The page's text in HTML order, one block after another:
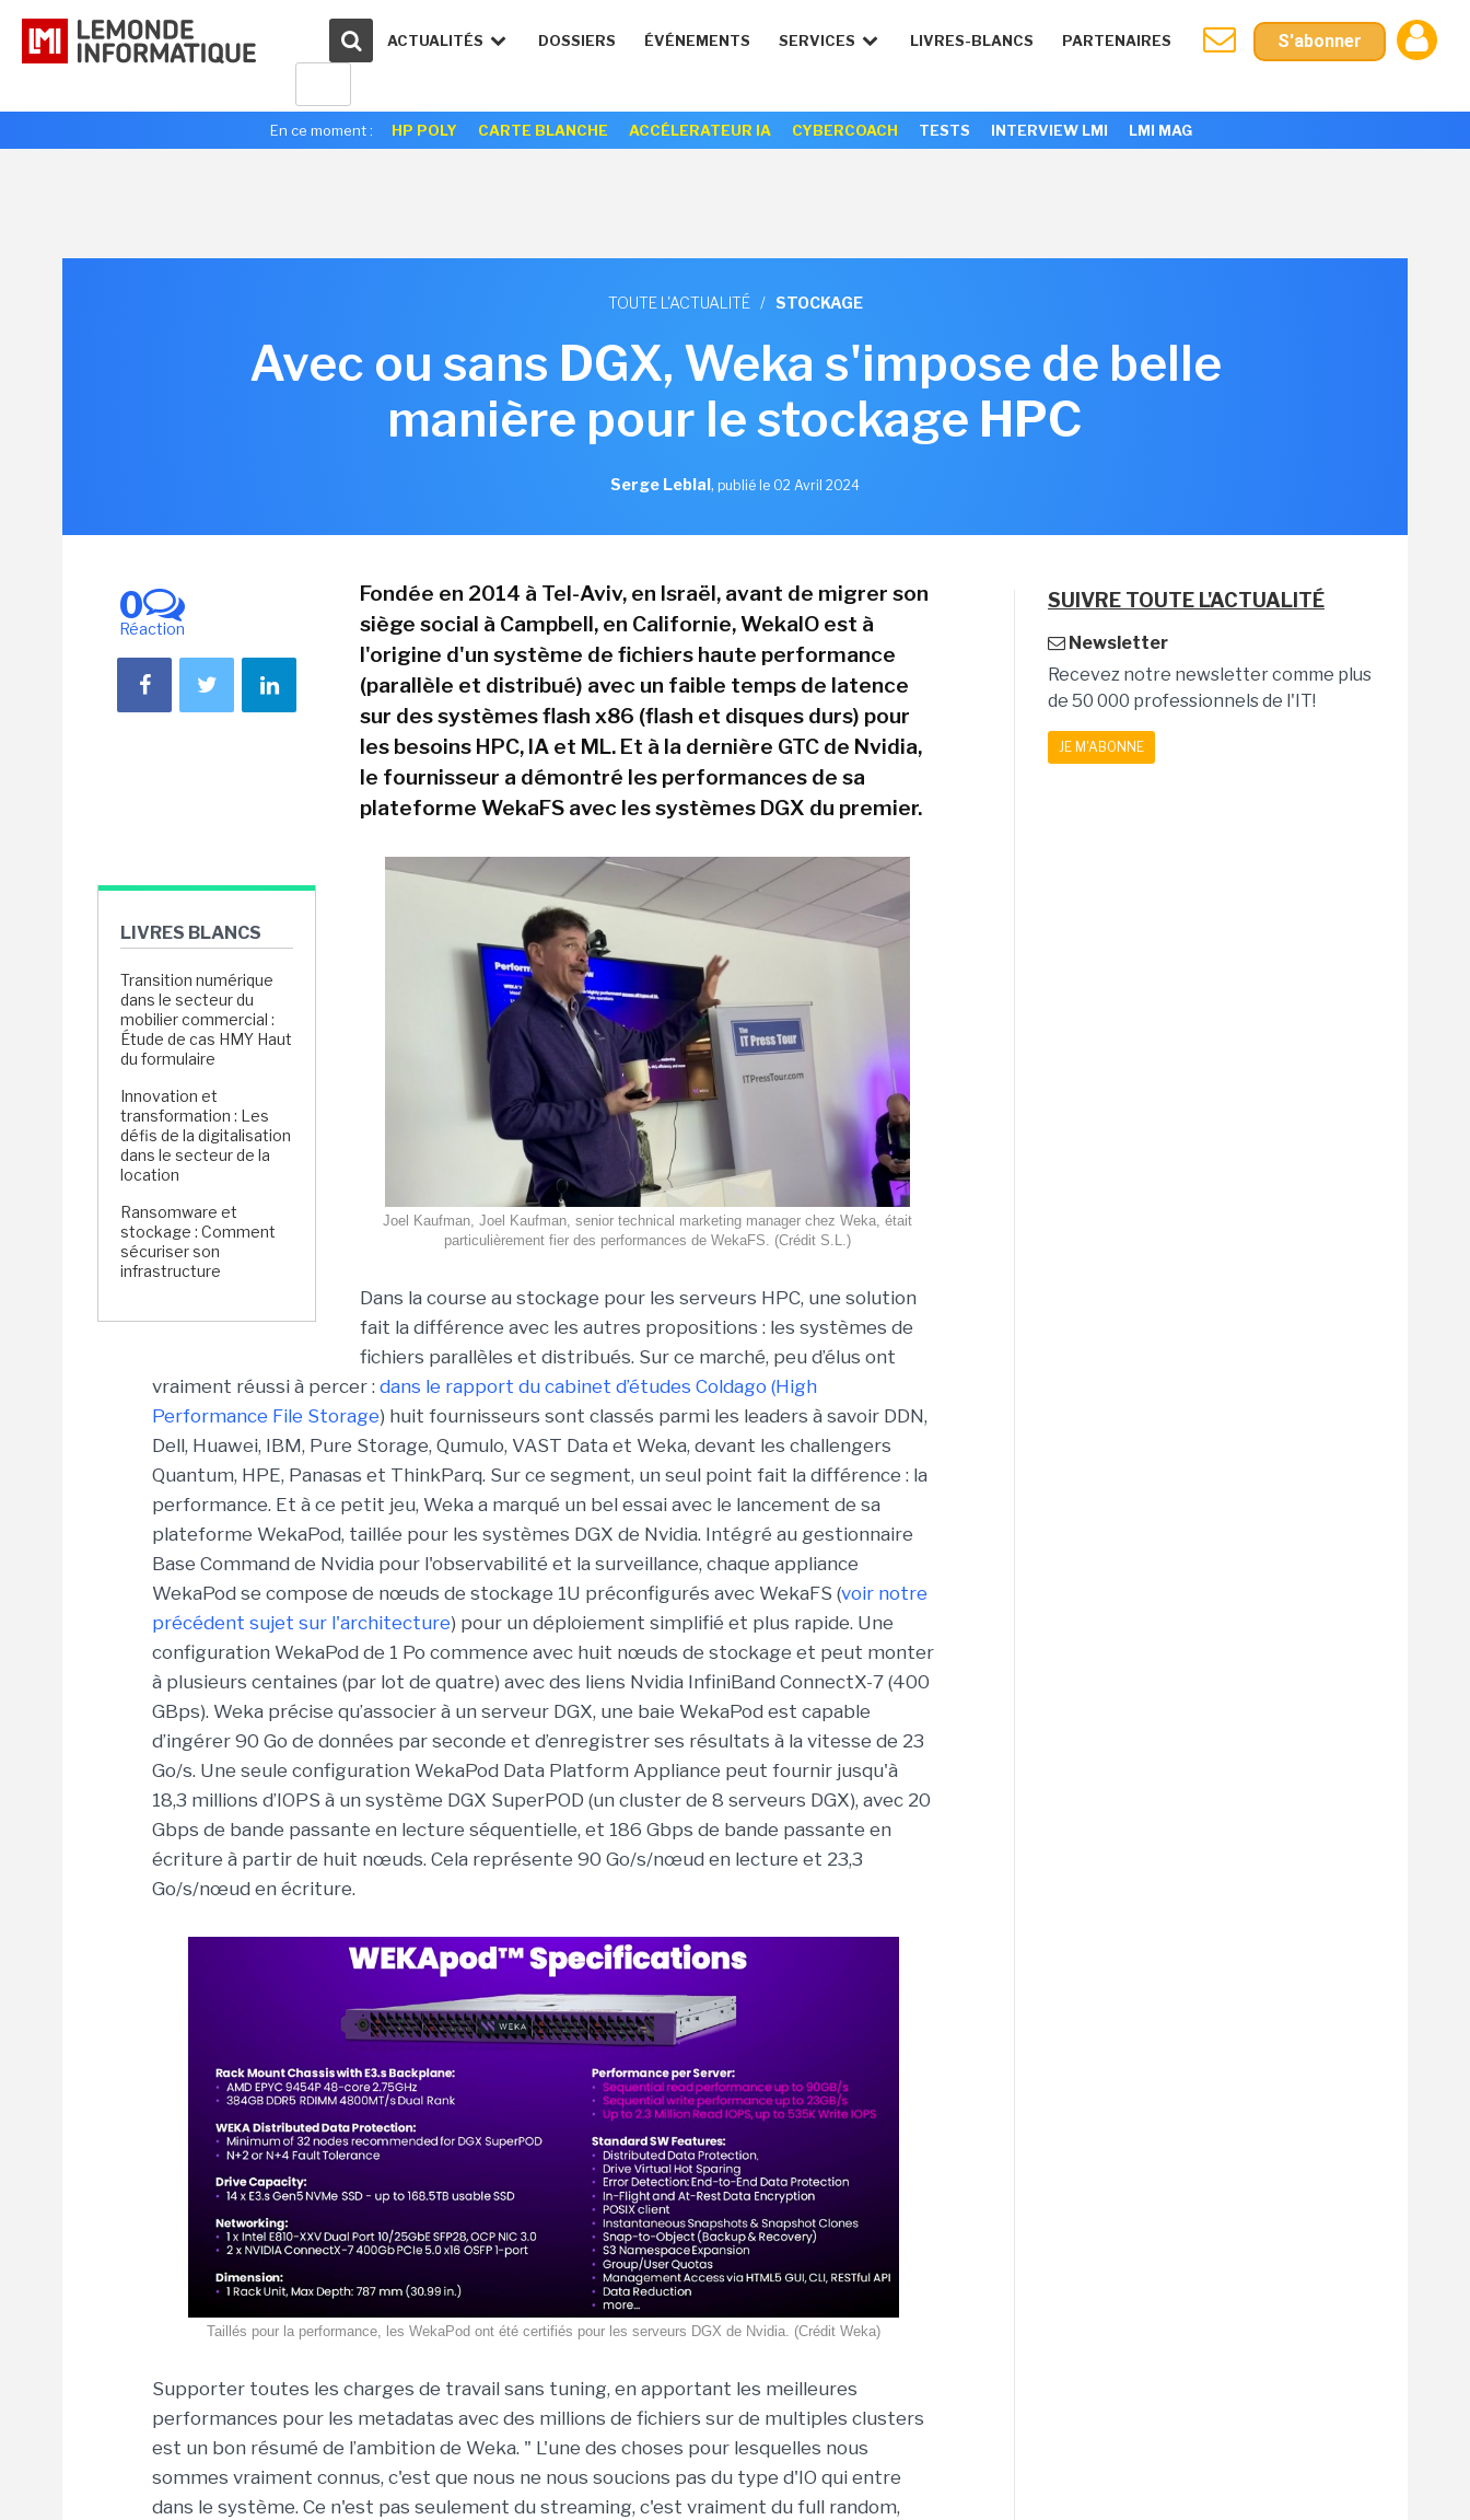
ACTUALITÉS DOSSIERS ÉVÉNEMENTS SERVICES LIVRES-BLANCS PARTENAIRES S'abonner
En ce moment : HP POLY CARTE BLANCHE ACCÉLERATEUR IA CYBERCOACH TESTS INTERVIEW LMI LMI MAG
TOUTE L'ACTUALITÉ / STOCKAGE
Avec ou sans DGX, Weka s'impose de belle
manière pour le stockage HPC
Serge Leblal, publié le 02 Avril 2024
0
Réaction
LIVRES BLANCS
Transition numérique
dans le secteur du
mobilier commercial :
Étude de cas HMY Haut
du formulaire
Innovation et
transformation : Les
défis de la digitalisation
dans le secteur de la
location
Ransomware et
stockage : Comment
sécuriser son
infrastructure
Fondée en 2014 à Tel-Aviv, en Israël, avant de migrer son
siège social à Campbell, en Californie, WekaIO est à
l'origine d'un système de fichiers haute performance
(parallèle et distribué) avec un faible temps de latence
sur des systèmes flash x86 (flash et disques durs) pour
les besoins HPC, IA et ML. Et à la dernière GTC de Nvidia,
le fournisseur a démontré les performances de sa
plateforme WekaFS avec les systèmes DGX du premier.
Joel Kaufman, Joel Kaufman, senior technical marketing manager chez Weka, était
particulièrement fier des performances de WekaFS. (Crédit S.L.)
Dans la course au stockage pour les serveurs HPC, une solution
fait la différence avec les autres propositions : les systèmes de
fichiers parallèles et distribués. Sur ce marché, peu d’élus ont
vraiment réussi à percer : dans le rapport du cabinet d’études Coldago (High
Performance File Storage) huit fournisseurs sont classés parmi les leaders à savoir DDN,
Dell, Huawei, IBM, Pure Storage, Qumulo, VAST Data et Weka, devant les challengers
Quantum, HPE, Panasas et ThinkParq. Sur ce segment, un seul point fait la différence : la
performance. Et à ce petit jeu, Weka a marqué un bel essai avec le lancement de sa
plateforme WekaPod, taillée pour les systèmes DGX de Nvidia. Intégré au gestionnaire
Base Command de Nvidia pour l'observabilité et la surveillance, chaque appliance
WekaPod se compose de nœuds de stockage 1U préconfigurés avec WekaFS (voir notre
précédent sujet sur l'architecture) pour un déploiement simplifié et plus rapide. Une
configuration WekaPod de 1 Po commence avec huit nœuds de stockage et peut monter
à plusieurs centaines (par lot de quatre) avec des liens Nvidia InfiniBand ConnectX-7 (400
GBps). Weka précise qu’associer à un serveur DGX, une baie WekaPod est capable
d’ingérer 90 Go de données par seconde et d’enregistrer ses résultats à la vitesse de 23
Go/s. Une seule configuration WekaPod Data Platform Appliance peut fournir jusqu'à
18,3 millions d’IOPS à un système DGX SuperPOD (un cluster de 8 serveurs DGX), avec 20
Gbps de bande passante en lecture séquentielle, et 186 Gbps de bande passante en
écriture à partir de huit nœuds. Cela représente 90 Go/s/nœud en lecture et 23,3
Go/s/nœud en écriture.
Taillés pour la performance, les WekaPod ont été certifiés pour les serveurs DGX de Nvidia. (Crédit Weka)
Supporter toutes les charges de travail sans tuning, en apportant les meilleures
performances pour les metadatas avec des millions de fichiers sur de multiples clusters
est un bon résumé de l’ambition de Weka. " L'une des choses pour lesquelles nous
sommes vraiment connus, c'est que nous ne nous soucions pas du type d'IO qui entre
dans le système. Ce n'est pas seulement du streaming, c'est vraiment du full random,
SUIVRE TOUTE L'ACTUALITÉ
Newsletter
Recevez notre newsletter comme plus
de 50 000 professionnels de l'IT!
JE M'ABONNE